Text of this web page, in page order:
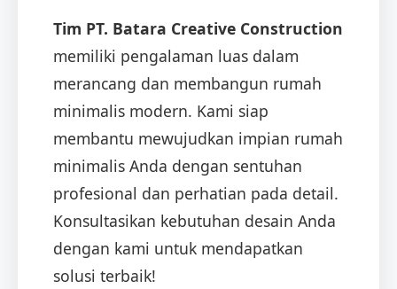
Tim PT. Batara Creative Construction
memiliki pengalaman luas dalam
merancang dan membangun rumah
minimalis modern. Kami siap
membantu mewujudkan impian rumah
minimalis Anda dengan sentuhan
profesional dan perhatian pada detail.
Konsultasikan kebutuhan desain Anda
dengan kami untuk mendapatkan
solusi terbaik!